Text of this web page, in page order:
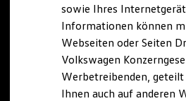
Werkbesichtigung
Lifestyle Shop
T-Roc Kollektion
Golf Kollektion
ID. Kollektion
Volkswagen
R-Kollektion
sowie Ihres
Informationen können
Webseiten oder Seiten
Volkswagen
Werbetreibenden, geteilt
Ihnen auch auf anderen